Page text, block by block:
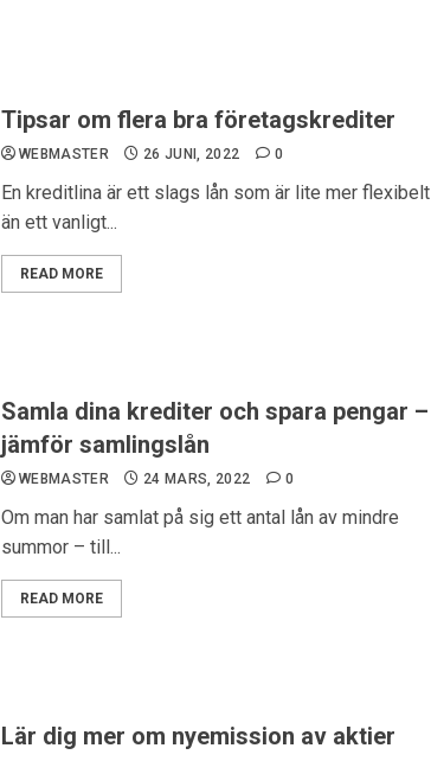
Tipsar om flera bra företagskrediter
WEBMASTER 26 JUNI, 2022 0
En kreditlina är ett slags lån som är lite mer flexibelt
än ett vanligt...
READ MORE
Samla dina krediter och spara pengar –
jämför samlingslån
WEBMASTER 24 MARS, 2022 0
Om man har samlat på sig ett antal lån av mindre
summor – till...
READ MORE
Lär dig mer om nyemission av aktier